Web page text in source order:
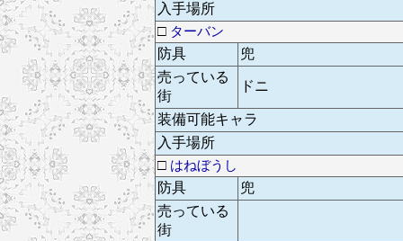
入手場所
□ ターバン
防具
兜
売っている
街
ドニ
装備可能キャラ
入手場所
□ はねぼうし
防具
兜
売っている
街